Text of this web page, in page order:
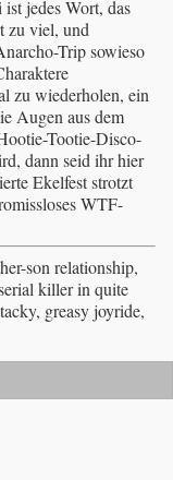
jedes Wort, das
zu viel, und
Trip sowieso
zu wiederholen, ein
Augen aus dem
Tootie-Disco-
dann seid ihr hier
Ekelfest strotzt
WTF-
son relationship,
killer in quite
greasy joyride,